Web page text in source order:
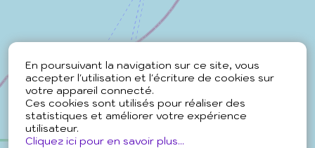
En poursuivant la navigation sur ce site, vous
accepter l'utilisation et l'écriture de cookies sur
votre appareil connecté.
Ces cookies sont utilisés pour réaliser des
statistiques et améliorer votre expérience
utilisateur.
Cliquez ici pour en savoir plus...